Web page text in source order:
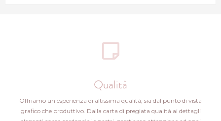
Qualità
Offriamo un'esperienza di altissima qualità, sia dal punto di vista
grafico che produttivo. Dalla carta di pregiata qualità ai dettagli